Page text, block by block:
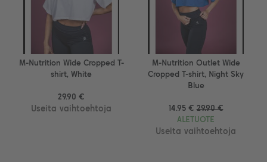
M-Nutrition Wide Cropped T-
shirt, White
29.90 €
Useita vaihtoehtoja
M-Nutrition Outlet Wide
Cropped T-shirt, Night Sky
Blue
14.95 € 29.90 €
ALETUOTE
Useita vaihtoehtoja